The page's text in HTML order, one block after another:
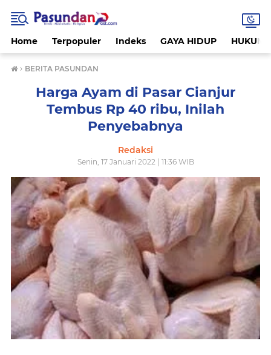
Home Terpopuler Indeks GAYA HIDUP HUKUM
› BERITA PASUNDAN
Harga Ayam di Pasar Cianjur
Tembus Rp 40 ribu, Inilah
Penyebabnya
Redaksi
Senin, 17 Januari 2022 | 11:36 WIB